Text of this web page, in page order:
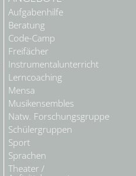
Aufgabenhilfe
Beratung
Code-Camp
Freifächer
Instrumentalunterricht
Lerncoaching
Mensa
Musikensembles
Natw. Forschungsgruppe
Schülergruppen
Sport
Sprachen
Theater /